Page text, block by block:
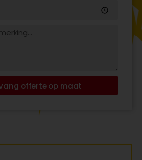
offerte op maat